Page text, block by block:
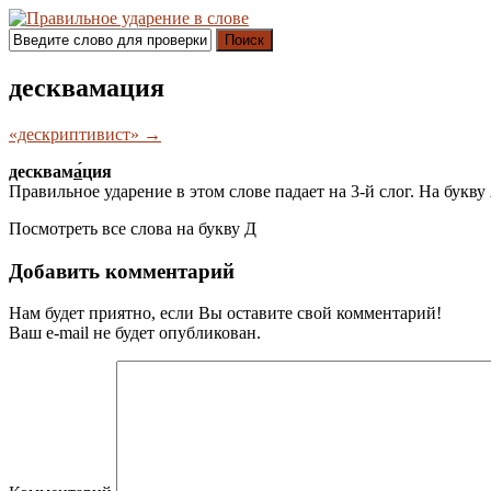
Поиск
десквамация
«дескриптивист» →
десквама́ция
Правильное ударение в этом слове падает на 3-й слог. На букву
Посмотреть все слова на букву Д
Добавить комментарий
Нам будет приятно, если Вы оставите свой комментарий!
Ваш e-mail не будет опубликован.